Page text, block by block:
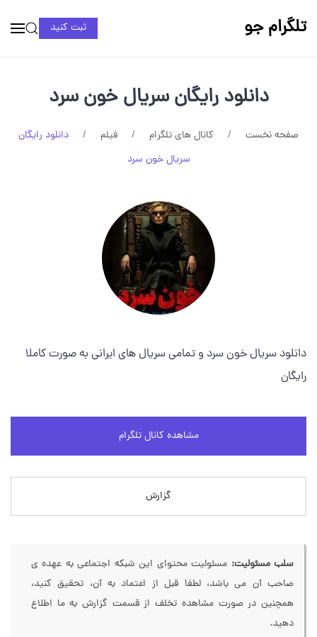
تلگرام جو ثبت کنید
دانلود رایگان سریال خون سرد
صفحه نخست کانال های تلگرام فیلم
دانلود رایگان
سریال خون سرد
دانلود سریال خون سرد و تمامی سریال های ایرانی به صورت کاملا
رایگان
مشاهده کانال تلگرام
گزارش
سلب مسئولیت: مسئولیت محتوای این شبکه اجتماعی به عهده ی
صاحب آن می باشد، لطفا قبل از اعتماد به آن، تحقیق کنید،
همچنین در صورت مشاهده تخلف از قسمت گزارش به ما اطلاع
دهید.